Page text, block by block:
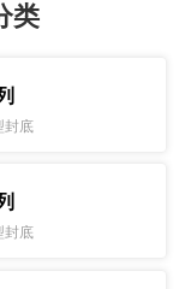
类
封底
封底